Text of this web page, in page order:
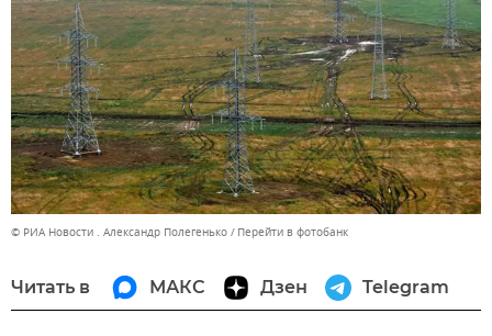
© РИА Новости . Александр Полегенько Перейти в фотобанк
Читать в МАКС Дзен Telegram